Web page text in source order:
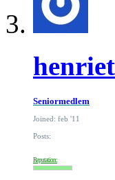
Seniormedlem
Joined: feb '11
Posts:
Reputation: